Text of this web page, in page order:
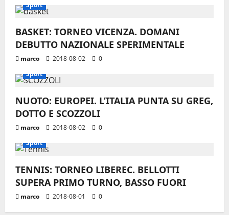
Sport
BASKET: TORNEO VICENZA. DOMANI
DEBUTTO NAZIONALE SPERIMENTALE
marco 2018-08-02
0
Sport
NUOTO: EUROPEI. L’ITALIA PUNTA SU GREG,
DOTTO E SCOZZOLI
marco 2018-08-02
0
Sport
TENNIS: TORNEO LIBEREC. BELLOTTI
SUPERA PRIMO TURNO, BASSO FUORI
marco 2018-08-01 0